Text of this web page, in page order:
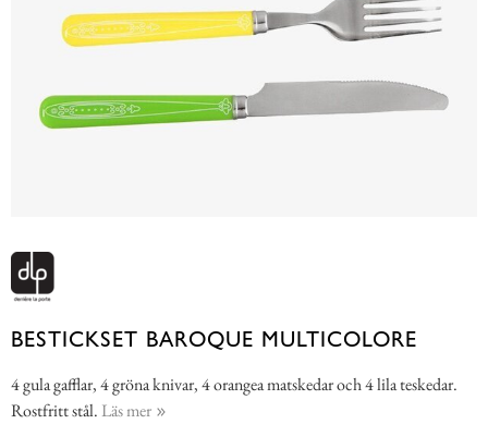
BESTICKSET BAROQUE MULTICOLORE
4 gula gafflar, 4 gröna knivar, 4 orangea matskedar och 4 lila teskedar.
Rostfritt stål. Läs mer